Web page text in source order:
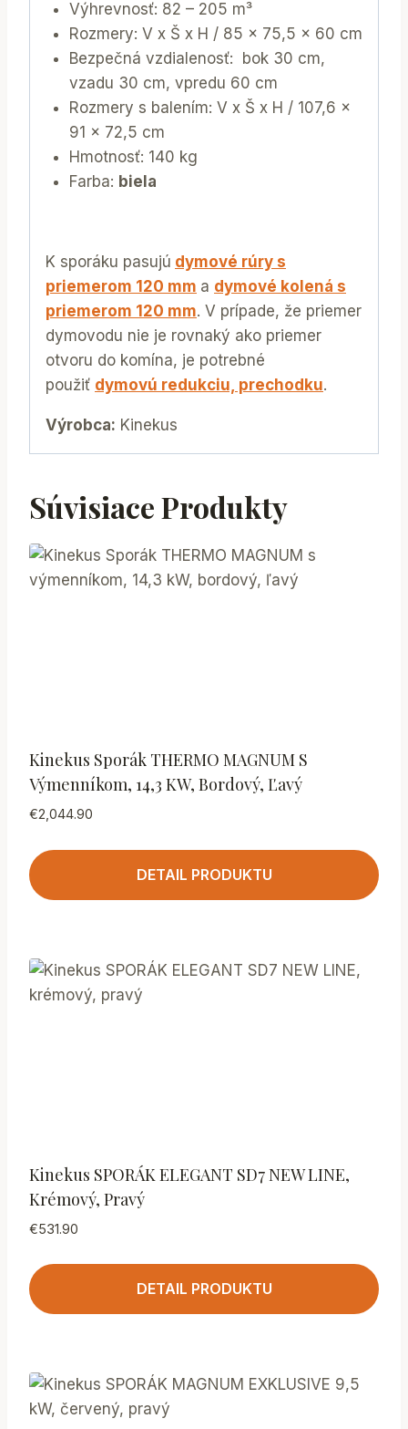
Výhrevnosť: 82 – 205 m³
Rozmery: V x Š x H / 85 x 75,5 x 60 cm
Bezpečná vzdialenosť: bok 30 cm,
vzadu 30 cm, vpredu 60 cm
Rozmery s balením: V x Š x H / 107,6 x
91 x 72,5 cm
Hmotnosť: 140 kg
Farba: biela
K sporáku pasujú dymové rúry s
priemerom 120 mm a dymové kolená s
priemerom 120 mm. V prípade, že priemer
dymovodu nie je rovnaký ako priemer
otvoru do komína, je potrebné
použiť dymovú redukciu, prechodku.
Výrobca: Kinekus
Súvisiace Produkty
Kinekus Sporák THERMO MAGNUM S
Výmenníkom, 14,3 KW, Bordový, Ľavý
€2,044.90
DETAIL PRODUKTU
Kinekus SPORÁK ELEGANT SD7 NEW LINE,
Krémový, Pravý
€531.90
DETAIL PRODUKTU